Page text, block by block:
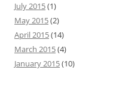
July 2015(1)
May 2015(2)
April 2015(14)
March 2015(4)
January 2015(10)